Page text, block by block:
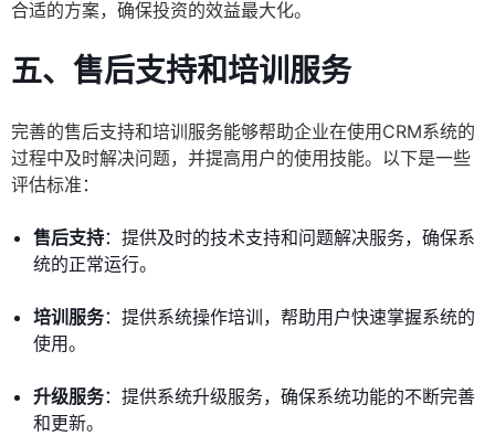
合适的方案，确保投资的效益最大化。
五、售后支持和培训服务
完善的售后支持和培训服务能够帮助企业在使用CRM系统的
过程中及时解决问题，并提高用户的使用技能。以下是一些
评估标准：
售后支持：提供及时的技术支持和问题解决服务，确保系
统的正常运行。
培训服务：提供系统操作培训，帮助用户快速掌握系统的
使用。
升级服务：提供系统升级服务，确保系统功能的不断完善
和更新。